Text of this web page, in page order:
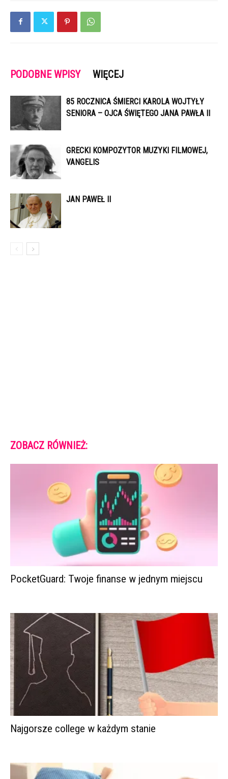
PODOBNE WPISY WIĘCEJ
85 ROCZNICA ŚMIERCI KAROLA WOJTYŁY
SENIORA – OJCA ŚWIĘTEGO JANA PAWŁA II
GRECKI KOMPOZYTOR MUZYKI FILMOWEJ,
VANGELIS
JAN PAWEŁ II
ZOBACZ RÓWNIEŻ:
PocketGuard: Twoje finanse w jednym miejscu
Najgorsze college w każdym stanie